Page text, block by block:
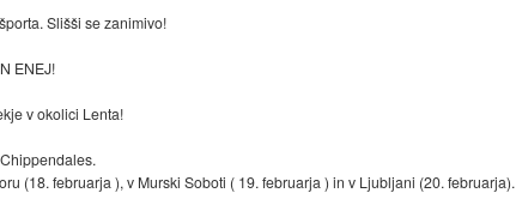
Slišši se zanimivo!
ENEJ!
v okolici Lenta!
(18. februarja ), v Murski Soboti ( 19. februarja ) in v Ljubljani (20. februarja).